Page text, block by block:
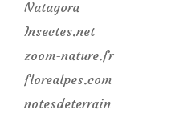
Natagora
Insectes.net
zoom-nature.fr
florealpes.com
notesdeterrain